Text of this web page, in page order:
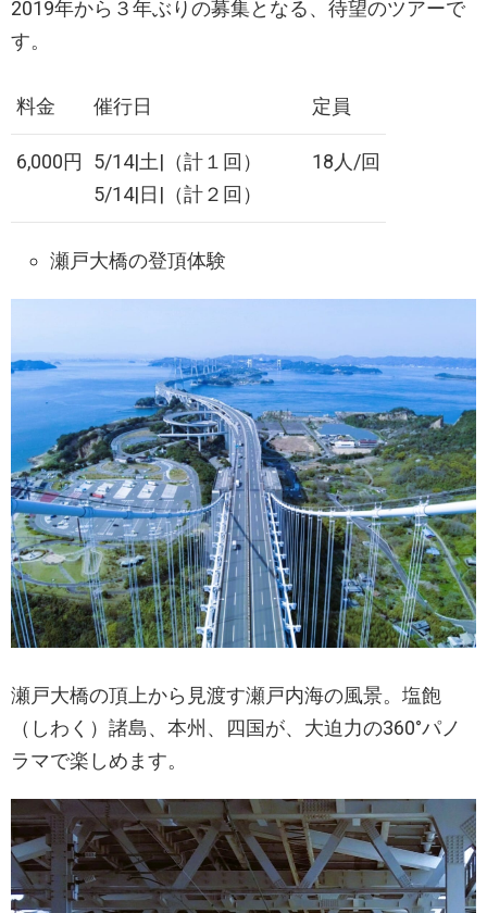
2019年から３年ぶりの募集となる、待望のツアーで
す。
料金 催行日 定員
6,000円
5/14|土|（計１回）
5/14|日|（計２回）
18人/回
瀬戸大橋の登頂体験
瀬戸大橋の頂上から見渡す瀬戸内海の風景。塩飽
（しわく）諸島、本州、四国が、大迫力の360°パノ
ラマで楽しめます。